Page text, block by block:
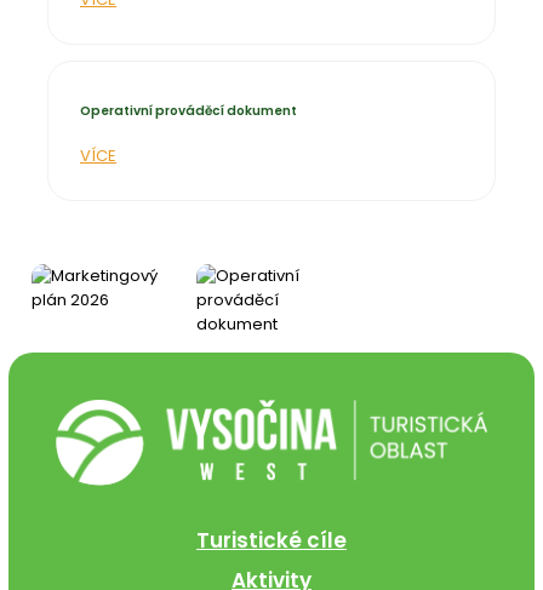
Operativní prováděcí dokument
Turistické cíle
Aktivity